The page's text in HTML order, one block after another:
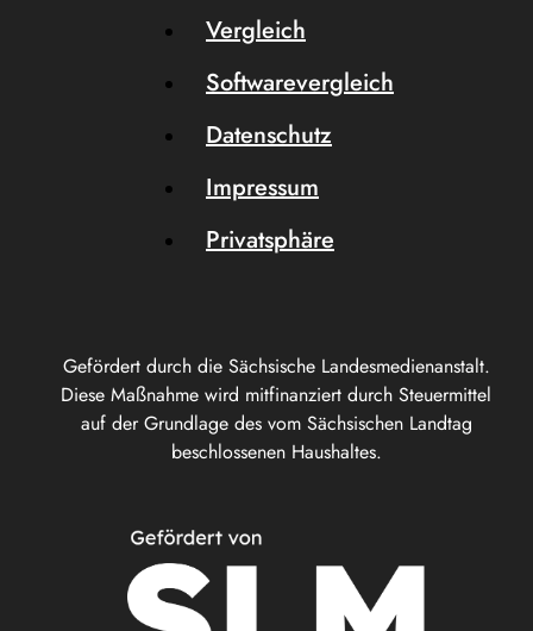
Gefördert durch die Sächsische Landesmedienanstalt.
Diese Maßnahme wird mitfinanziert durch Steuermittel
auf der Grundlage des vom Sächsischen Landtag
beschlossenen Haushaltes.
Vergleich
Softwarevergleich
Datenschutz
Impressum
Privatsphäre